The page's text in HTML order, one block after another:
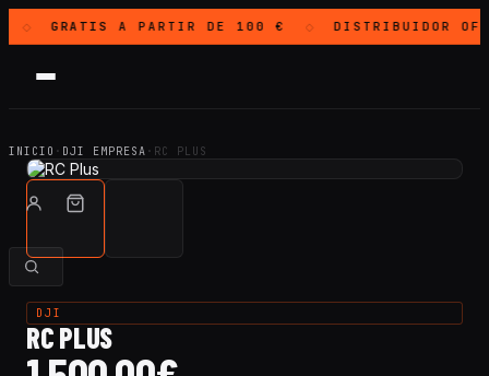
◇ GRATISA PARTIR DE 100 € ◇ DISTRIBUIDOR
INICIO · DJI EMPRESA · RC PLUS
DJI
RC PLUS